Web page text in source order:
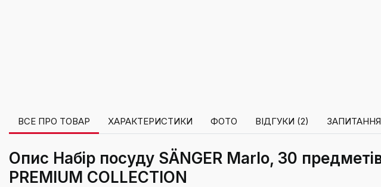
ВСЕ ПРО ТОВАР ХАРАКТЕРИСТИКИ ФОТО ВІДГУКИ (2) ЗАПИТАННЯ
Опис Набір посуду SÄNGER Marlo, 30
PREMIUM COLLECTION